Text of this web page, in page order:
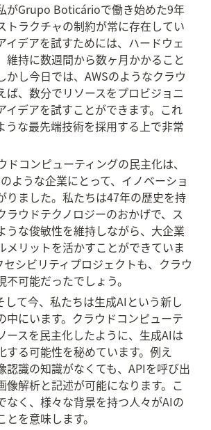
がGrupo Boticárioで働き始めた9年
トラクチャの制約が常に存在してい
イデアを試すためには、ハードウェ
維持に数週間から数ヶ月かかること
かし今日では、AWSのようなクラウ
ば、数分でリソースをプロビジョニ
イデアを試すことができます。これ
うな最先端技術を採用する上で非常
コンピューティングの民主化は、
ような企業にとって、イノベーショ
りました。私たちは47年の歴史を持
ラウドテクノロジーのおかげで、ス
うな俊敏性を維持しながら、大企業
メリットを活かすことができていま
セシビリティプロジェクトも、クラウ
不可能だったでしょう。
て今、私たちは生成AIという新し
中にいます。クラウドコンピューテ
ースを民主化したように、生成AIは
する可能性を秘めています。例え
認識の知識がなくても、APIを呼び出
像解析と記述が可能になります。こ
なく、様々な背景を持つ人々がAIの
を意味します。